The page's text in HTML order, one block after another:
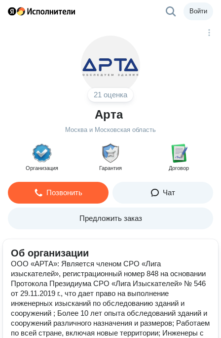
Войти
21 оценка
Арта
Москва и Московская область
Организация Гарантия Договор
Позвонить Чат
Предложить заказ
Об организации
ООО «АРТА»: Является членом СРО «Лига
изыскателей», регистрационный номер 848 на основании
Протокола Президиума СРО «Лига Изыскателей» № 546
от 29.11.2019 г., что дает право на выполнение
инженерных изысканий по обследованию зданий и
сооружений ; Более 10 лет опыта обследований зданий и
сооружений различного назначения и размеров; Работаем
по всей стране, включая новые территории; Инженеры с